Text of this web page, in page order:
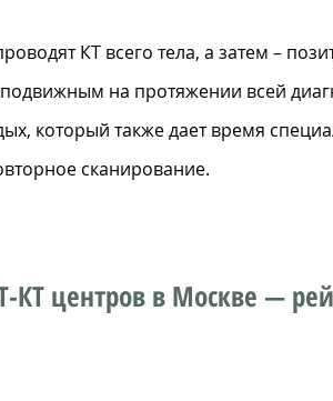
КТ всего тела, а затем –
на протяжении всей
который также дает время
сканирование.
КТ центров в Москве —